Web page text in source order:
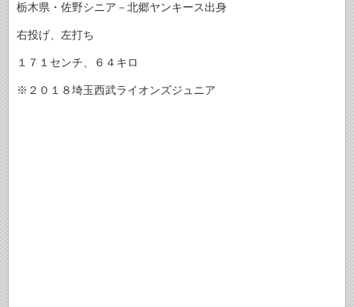
栃木県・佐野シニア－北郷ヤンキース出身
右投げ、左打ち
１７１センチ、６４キロ
※２０１８埼玉西武ライオンズジュニア